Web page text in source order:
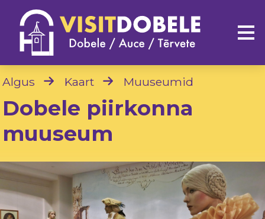
Algus Kaart Muuseumid
Dobele piirkonna
muuseum